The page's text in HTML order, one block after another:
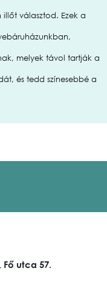
választod. Ezek a
melyek távol tartják a
és tedd színesebbé a
Fő utca 57.